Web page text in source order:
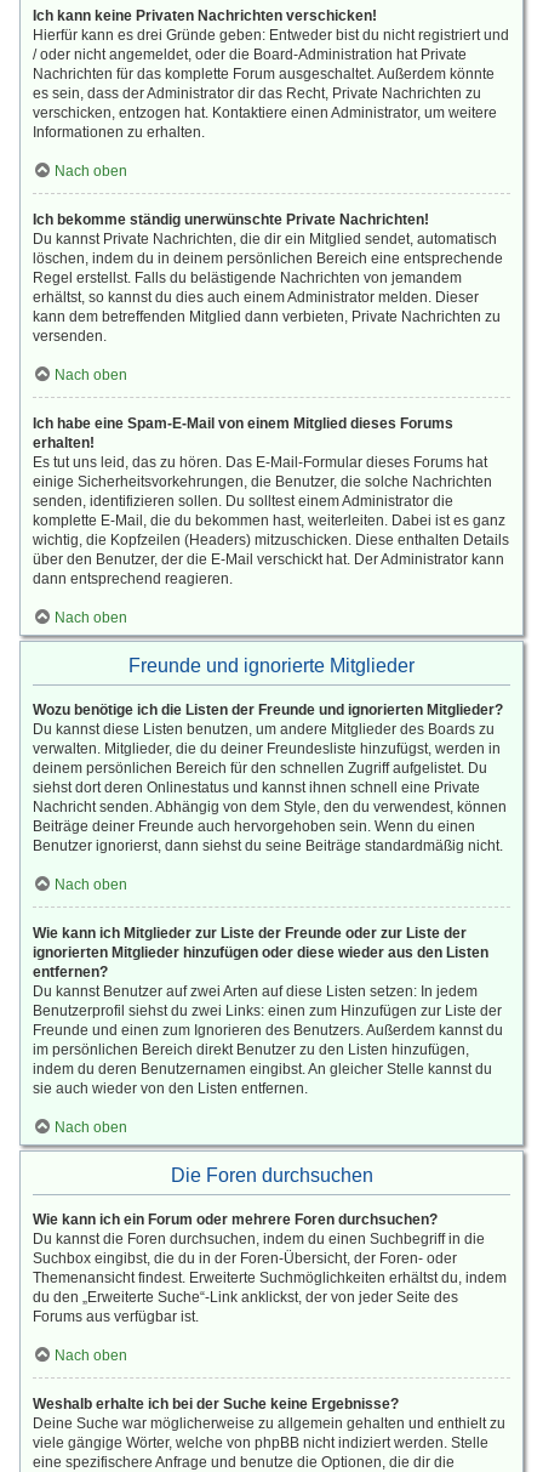
Ich kann keine Privaten Nachrichten verschicken!
Hierfür kann es drei Gründe geben: Entweder bist du nicht registriert und
/ oder nicht angemeldet, oder die Board-Administration hat Private
Nachrichten für das komplette Forum ausgeschaltet. Außerdem könnte
es sein, dass der Administrator dir das Recht, Private Nachrichten zu
verschicken, entzogen hat. Kontaktiere einen Administrator, um weitere
Informationen zu erhalten.
Nach oben
Ich bekomme ständig unerwünschte Private Nachrichten!
Du kannst Private Nachrichten, die dir ein Mitglied sendet, automatisch
löschen, indem du in deinem persönlichen Bereich eine entsprechende
Regel erstellst. Falls du belästigende Nachrichten von jemandem
erhältst, so kannst du dies auch einem Administrator melden. Dieser
kann dem betreffenden Mitglied dann verbieten, Private Nachrichten zu
versenden.
Nach oben
Ich habe eine Spam-E-Mail von einem Mitglied dieses Forums
erhalten!
Es tut uns leid, das zu hören. Das E-Mail-Formular dieses Forums hat
einige Sicherheitsvorkehrungen, die Benutzer, die solche Nachrichten
senden, identifizieren sollen. Du solltest einem Administrator die
komplette E-Mail, die du bekommen hast, weiterleiten. Dabei ist es ganz
wichtig, die Kopfzeilen (Headers) mitzuschicken. Diese enthalten Details
über den Benutzer, der die E-Mail verschickt hat. Der Administrator kann
dann entsprechend reagieren.
Nach oben
Freunde und ignorierte Mitglieder
Wozu benötige ich die Listen der Freunde und ignorierten Mitglieder?
Du kannst diese Listen benutzen, um andere Mitglieder des Boards zu
verwalten. Mitglieder, die du deiner Freundesliste hinzufügst, werden in
deinem persönlichen Bereich für den schnellen Zugriff aufgelistet. Du
siehst dort deren Onlinestatus und kannst ihnen schnell eine Private
Nachricht senden. Abhängig von dem Style, den du verwendest, können
Beiträge deiner Freunde auch hervorgehoben sein. Wenn du einen
Benutzer ignorierst, dann siehst du seine Beiträge standardmäßig nicht.
Nach oben
Wie kann ich Mitglieder zur Liste der Freunde oder zur Liste der
ignorierten Mitglieder hinzufügen oder diese wieder aus den Listen
entfernen?
Du kannst Benutzer auf zwei Arten auf diese Listen setzen: In jedem
Benutzerprofil siehst du zwei Links: einen zum Hinzufügen zur Liste der
Freunde und einen zum Ignorieren des Benutzers. Außerdem kannst du
im persönlichen Bereich direkt Benutzer zu den Listen hinzufügen,
indem du deren Benutzernamen eingibst. An gleicher Stelle kannst du
sie auch wieder von den Listen entfernen.
Nach oben
Die Foren durchsuchen
Wie kann ich ein Forum oder mehrere Foren durchsuchen?
Du kannst die Foren durchsuchen, indem du einen Suchbegriff in die
Suchbox eingibst, die du in der Foren-Übersicht, der Foren- oder
Themenansicht findest. Erweiterte Suchmöglichkeiten erhältst du, indem
du den „Erweiterte Suche“-Link anklickst, der von jeder Seite des
Forums aus verfügbar ist.
Nach oben
Weshalb erhalte ich bei der Suche keine Ergebnisse?
Deine Suche war möglicherweise zu allgemein gehalten und enthielt zu
viele gängige Wörter, welche von phpBB nicht indiziert werden. Stelle
eine spezifischere Anfrage und benutze die Optionen, die dir die